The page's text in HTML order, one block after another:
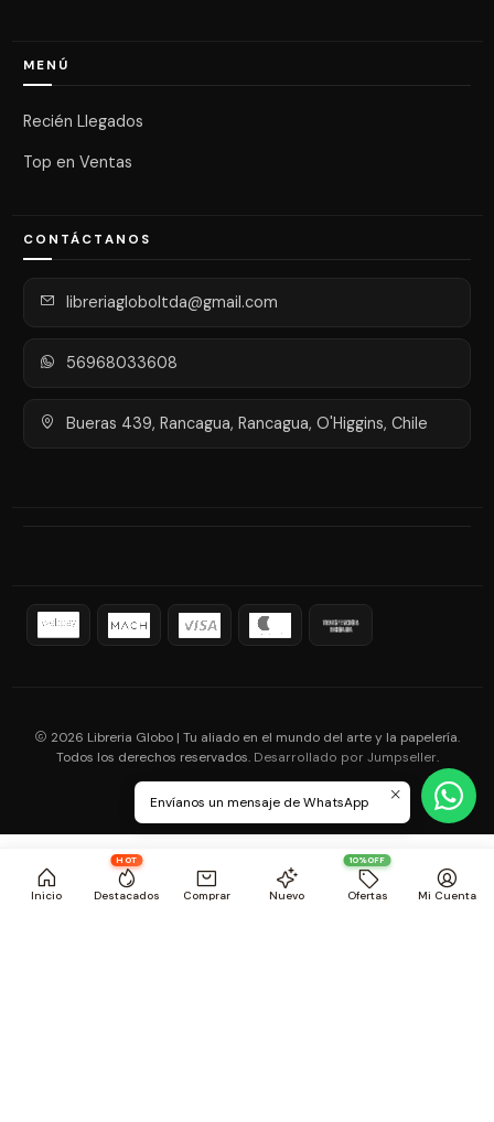
Inicio
HOT
Destacados Comprar Nuevo
10%OFF
Ofertas Mi Cuenta
MENÚ
Recién Llegados
Top en Ventas
CONTÁCTANOS
libreriagloboltda@gmail.com
56968033608
Bueras 439, Rancagua, Rancagua, O'Higgins, Chile
2026 Libreria Globo | Tu aliado en el mundo del arte y la papelería.
Todos los derechos reservados. Desarrollado por Jumpseller.
Envíanos un mensaje de WhatsApp